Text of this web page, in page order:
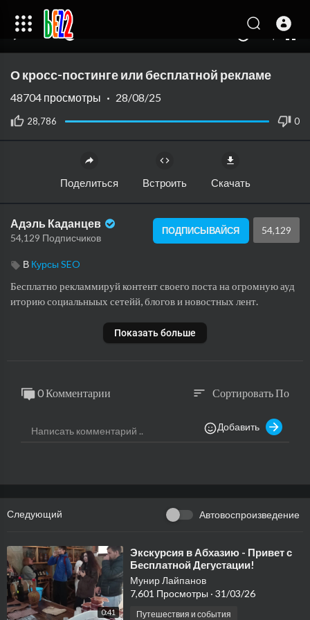
00:00
auto
О кросс-постинге или бесплатной рекламе
28,786 0
48704 просмотры · 28/08/25
Поделиться Встроить Скачать
Адэль Каданцев
54,129 Подписчиков
ПОДПИСЫВАЙСЯ 54,129
В Курсы SEO
Бесплатно рекламмируй контент своего поста на огромную ауд
иторию социальныых сетейй, блогов и новостных лент.
Показать больше
0 Комментарии sort Сортировать По
Добавить
Следующий Автовоспроизведение
0:41
⁣Экскурсия в Абхазию - Привет с
Бесплатной Дегустации!
Мунир Лайпанов
7,601 Просмотры · 31/03/26
Путешествия и события